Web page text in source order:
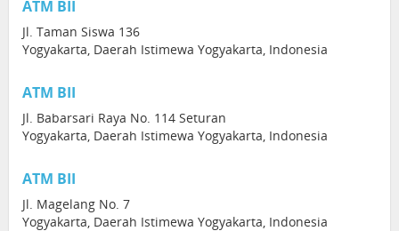
ATM BII
Jl. Taman Siswa 136
Yogyakarta, Daerah Istimewa Yogyakarta, Indonesia
ATM BII
Jl. Babarsari Raya No. 114 Seturan
Yogyakarta, Daerah Istimewa Yogyakarta, Indonesia
ATM BII
Jl. Magelang No. 7
Yogyakarta, Daerah Istimewa Yogyakarta, Indonesia